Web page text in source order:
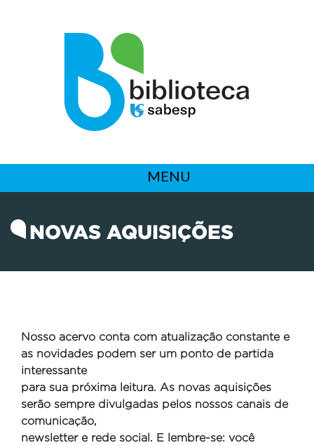
MENU
NOVAS AQUISIÇÕES
Nosso acervo conta com atualização constante e
as novidades podem ser um ponto de partida
interessante
para sua próxima leitura. As novas aquisições
serão sempre divulgadas pelos nossos canais de
comunicação,
newsletter e rede social. E lembre-se: você